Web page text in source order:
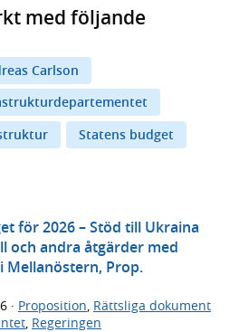
med följande
Carlson
Statens budget
för 2026 – Stöd till Ukraina
och andra åtgärder med
Mellanöstern, Prop.
· Proposition, Rättsliga dokument
, Regeringen